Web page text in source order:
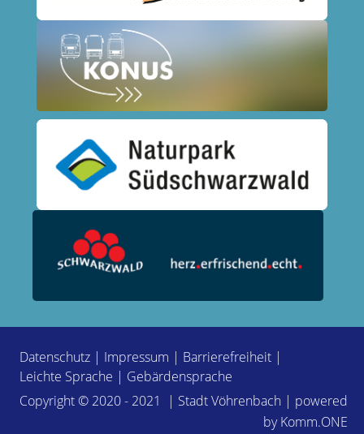
Datenschutz | Impressum | Barrierefreiheit |
Leichte Sprache | Gebärdensprache
Copyright © 2020 - 2021 | Stadt Vöhrenbach | powered
byKomm.ONE